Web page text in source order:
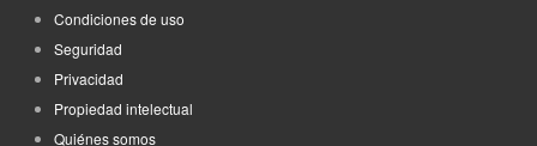
Condiciones de uso
Seguridad
Privacidad
Propiedad intelectual
Quiénes somos